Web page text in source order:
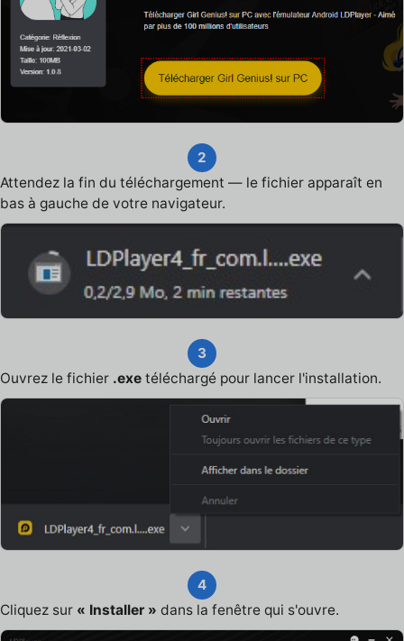
2
Attendez la fin du téléchargement — le fichier apparaît en
bas à gauche de votre navigateur.
3
Ouvrez le fichier .exe téléchargé pour lancer l'installation.
4
Cliquez sur « Installer » dans la fenêtre qui s'ouvre.